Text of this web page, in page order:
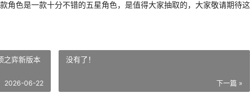
角色是一款十分不错的五星角色，是值得大家抽取的，大家敬请期待这
之弈新版本
2026-06-22
没有了！
下一篇 »